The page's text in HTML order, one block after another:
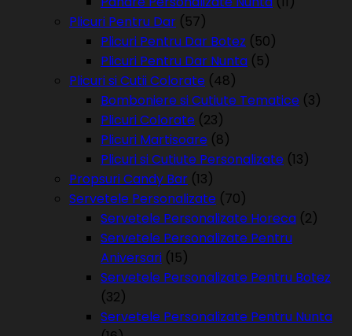
Plicuri Pentru Dar (57)
Plicuri Pentru Dar Botez (50)
Plicuri Pentru Dar Nunta (5)
Plicuri si Cutii Colorate (48)
Bomboniere si Cutiute Tematice (3)
Plicuri Colorate (23)
Plicuri Martisoare (8)
Plicuri si Cutiute Personalizate (13)
Propsuri Candy Bar (13)
Servetele Personalizate (70)
Servetele Personalizate Horeca (2)
Servetele Personalizate Pentru
Aniversari (15)
Servetele Personalizate Pentru Botez
(32)
Servetele Personalizate Pentru Nunta